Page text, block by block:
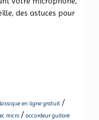
des astuces pour
en ligne gratuit /
micro / accordeur guitare